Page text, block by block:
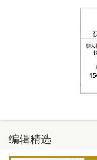
编辑精选